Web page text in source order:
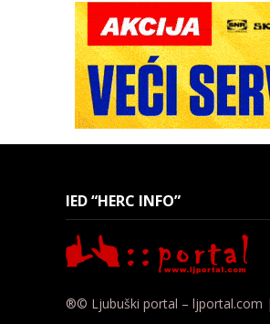
IED “HERC INFO”
®© Ljubuški portal – ljportal.com